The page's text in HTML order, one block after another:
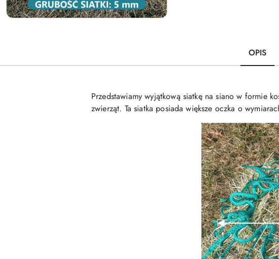
OPIS
Przedstawiamy wyjątkową siatkę na siano w formie
zwierząt. Ta siatka posiada większe oczka o